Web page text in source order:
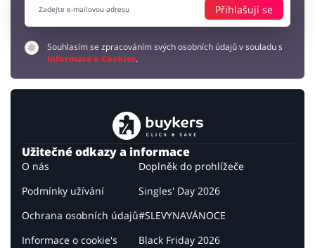
Přihlašuji se
Souhlasím se zpracováním svých osobních údajů v souladu s
Informace o Cookies.
Užitečné odkazy a informace
O nás
Podmínky užívání
Ochrana osobních údajů
Informace o cookie's
Doplněk do prohlížeče
Singles' Day 2026
#SLEVYNAVÁNOCE
Black Friday 2026